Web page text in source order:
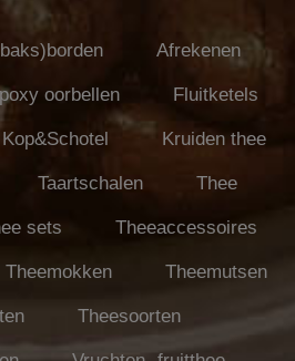
Afrekenen
oorbellen Fluitketels
Kop&Schotel Kruiden thee
Taartschalen Thee
sets Theeaccessoires
Theemokken Theemutsen
Theesoorten